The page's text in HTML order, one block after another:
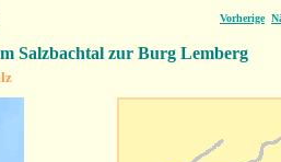
Vorherige
Salzbachtal zur Burg Lemberg